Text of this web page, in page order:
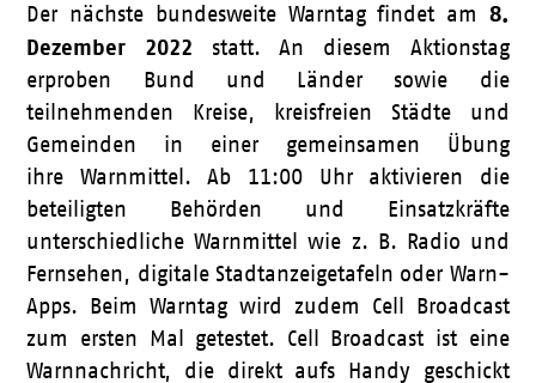
Der nächste bundesweite Warntag findet am 8.
Dezember 2022 statt. An diesem Aktionstag
erproben Bund und Länder sowie die
teilnehmenden Kreise, kreisfreien Städte und
Gemeinden in einer gemeinsamen Übung
ihre Warnmittel. Ab 11:00 Uhr aktivieren die
beteiligten Behörden und Einsatzkräfte
unterschiedliche Warnmittel wie z. B. Radio und
Fernsehen, digitale Stadtanzeigetafeln oder Warn-
Apps. Beim Warntag wird zudem Cell Broadcast
zum ersten Mal getestet. Cell Broadcast ist eine
Warnnachricht, die direkt aufs Handy geschickt